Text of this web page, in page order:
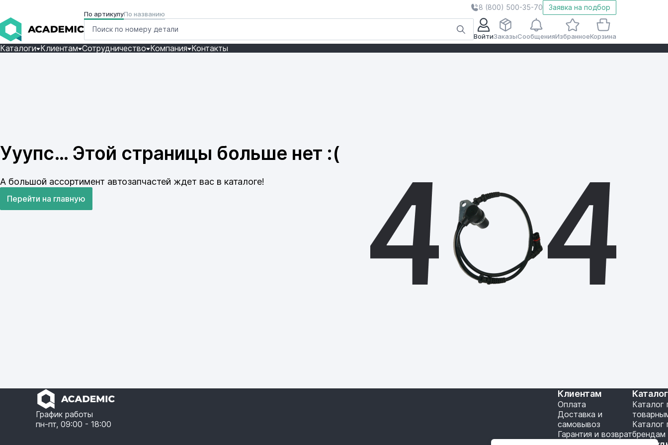
8 (800) 500-35-70 Заявка на подбор
По артикулуПо названию
ВойтиЗаказыСообщенияИзбранноеКорзина
Каталоги Клиентам Сотрудничество Компания Контакты
Ууупс… Этой страницы больше нет :(
А большой ассортимент автозапчастей ждет вас в каталоге!
Перейти на главную
График работы
пн-пт, 09:00 - 18:00
Клиентам
Оплата
Доставка и
самовывоз
Гарантия и возврат
Каталог
Каталог
брендам